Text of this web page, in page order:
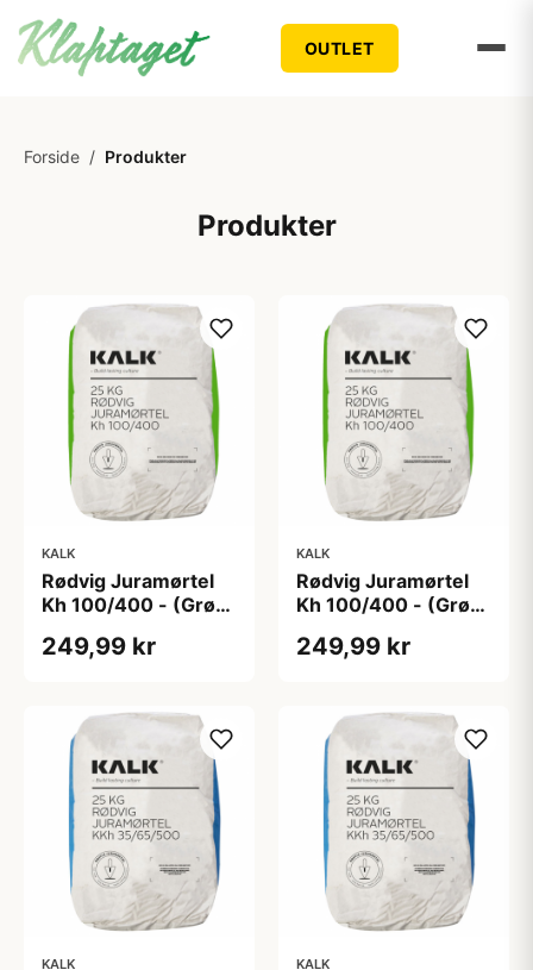
OUTLET
Forside / Produkter
Produkter
KALK
Rødvig Juramørtel
Kh 100/400 - (Grøn
249,99 kr
KALK
Rødvig Juramørtel
Kh 100/400 - (Grøn
249,99 kr
KALK KALK